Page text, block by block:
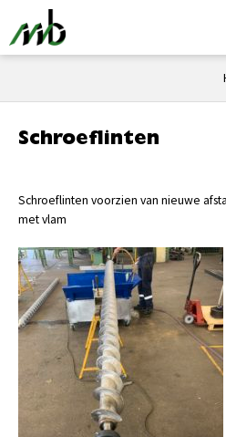
Schroeflinten
Schroeflinten voorzien van nieuwe
met vlam